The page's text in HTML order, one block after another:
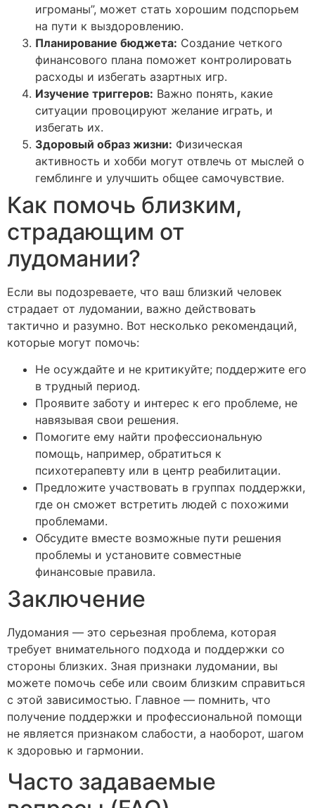
игроманы”, может стать хорошим подспорьем
на пути к выздоровлению.
Планирование бюджета: Создание четкого
финансового плана поможет контролировать
расходы и избегать азартных игр.
Изучение триггеров: Важно понять, какие
ситуации провоцируют желание играть, и
избегать их.
Здоровый образ жизни: Физическая
активность и хобби могут отвлечь от мыслей о
гемблинге и улучшить общее самочувствие.
Как помочь близким,
страдающим от
лудомании?
Если вы подозреваете, что ваш близкий человек
страдает от лудомании, важно действовать
тактично и разумно. Вот несколько рекомендаций,
которые могут помочь:
Не осуждайте и не критикуйте; поддержите его
в трудный период.
Проявите заботу и интерес к его проблеме, не
навязывая свои решения.
Помогите ему найти профессиональную
помощь, например, обратиться к
психотерапевту или в центр реабилитации.
Предложите участвовать в группах поддержки,
где он сможет встретить людей с похожими
проблемами.
Обсудите вместе возможные пути решения
проблемы и установите совместные
финансовые правила.
Заключение
Лудомания — это серьезная проблема, которая
требует внимательного подхода и поддержки со
стороны близких. Зная признаки лудомании, вы
можете помочь себе или своим близким справиться
с этой зависимостью. Главное — помнить, что
получение поддержки и профессиональной помощи
не является признаком слабости, а наоборот, шагом
к здоровью и гармонии.
Часто задаваемые